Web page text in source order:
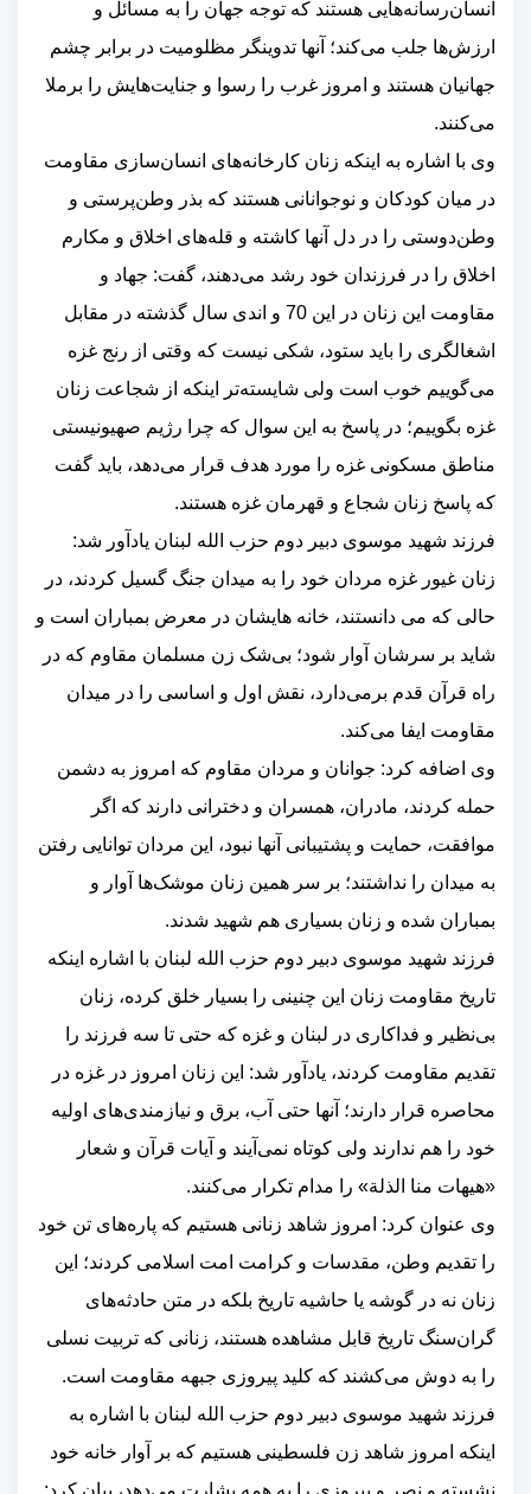
انسان‌رسانه‌هایی هستند که توجه جهان را به مسائل و
ارزش‌ها جلب می‌کند؛ آنها تدوینگر مظلومیت در برابر چشم
جهانیان هستند و امروز غرب را رسوا و جنایت‌هایش را برملا
می‌کنند.
وی با اشاره به اینکه زنان کارخانه‌های انسان‌سازی مقاومت
در میان کودکان و نوجوانانی هستند که بذر وطن‌پرستی و
وطن‌دوستی را در دل آنها کاشته و قله‌های اخلاق و مکارم
اخلاق را در فرزندان خود رشد می‌دهند، گفت: جهاد و
مقاومت این زنان در این 70 و اندی سال گذشته در مقابل
اشغالگری را باید ستود، شکی نیست که وقتی از رنج غزه
می‌گوییم خوب است ولی شایسته‌تر اینکه از شجاعت زنان
غزه بگوییم؛ در پاسخ به این سوال که چرا رژیم صهیونیستی
مناطق مسکونی غزه را مورد هدف قرار می‌دهد، باید گفت
که پاسخ زنان شجاع و قهرمان غزه هستند.
فرزند شهید موسوی دبیر دوم حزب الله لبنان یادآور شد:
زنان غیور غزه مردان خود را به میدان جنگ گسیل کردند، در
حالی که می دانستند، خانه هایشان در معرض بمباران است و
شاید بر سرشان آوار شود؛ بی‌شک زن مسلمان مقاوم که در
راه قرآن قدم برمی‌دارد، نقش اول و اساسی را در میدان
مقاومت ایفا می‌کند.
وی اضافه کرد: جوانان و مردان مقاوم که امروز به دشمن
حمله کردند، مادران، همسران و دخترانی دارند که اگر
موافقت، حمایت و پشتیبانی آنها نبود، این مردان توانایی رفتن
به میدان را نداشتند؛ بر سر همین زنان موشک‌ها آوار و
بمباران شده و زنان بسیاری هم شهید شدند.
فرزند شهید موسوی دبیر دوم حزب الله لبنان با اشاره اینکه
تاریخ مقاومت زنان این چنینی را بسیار خلق کرده، زنان
بی‌نظیر و فداکاری در لبنان و غزه که حتی تا سه فرزند را
تقدیم مقاومت کردند، یادآور شد: این زنان امروز در غزه در
محاصره قرار دارند؛ آنها حتی آب، برق و نیازمندی‌های اولیه
خود را هم ندارند ولی کوتاه نمی‌آیند و آیات قرآن و شعار
«هیهات منا الذلة» را مدام تکرار می‌کنند.
وی عنوان کرد: امروز شاهد زنانی هستیم که پاره‌های تن خود
را تقدیم وطن، مقدسات و کرامت امت اسلامی کردند؛ این
زنان نه در گوشه یا حاشیه تاریخ بلکه در متن حادثه‌های
گران‌سنگ تاریخ قابل مشاهده هستند، زنانی که تربیت نسلی
را به دوش می‌کشند که کلید پیروزی جبهه مقاومت است.
فرزند شهید موسوی دبیر دوم حزب الله لبنان با اشاره به
اینکه امروز شاهد زن فلسطینی هستیم که بر آوار خانه خود
نشسته و نصر و پیروزی را به همه بشارت می‌دهد، بیان کرد: